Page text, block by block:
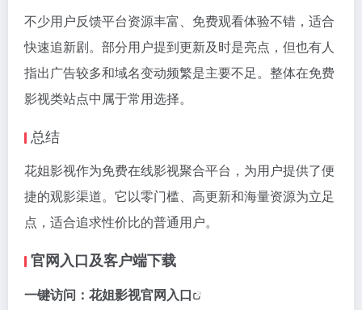
不少用户反馈平台资源丰富、免费观看体验不错，适合
快速追新剧。部分用户提到更新及时是亮点，但也有人
指出广告较多和域名变动频繁是主要不足。整体在免费
影视类站点中属于常用选择。
总结
花姐影视作为免费在线影视聚合平台，为用户提供了便
捷的观影渠道。它以零门槛、高更新和海量资源为立足
点，适合追求性价比的普通用户。
官网入口及客户端下载
一键访问： 花姐影视官网入口